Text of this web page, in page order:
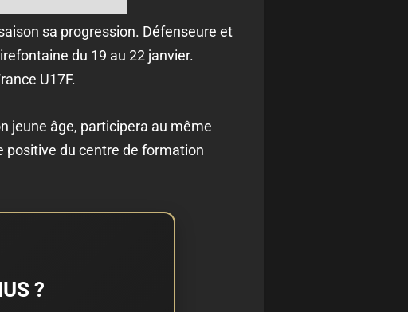
sa progression. Défenseure et
du 19 au 22 janvier.
U17F.
jeune âge, participera au même
positive du centre de formation
?